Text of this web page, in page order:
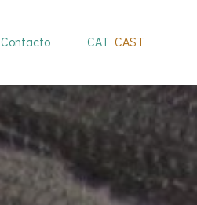
Contacto CAT CAST